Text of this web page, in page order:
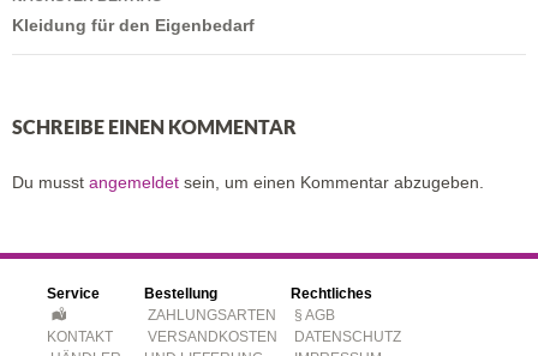
Kleidung für den Eigenbedarf
SCHREIBE EINEN KOMMENTAR
Du musst angemeldet sein, um einen Kommentar abzugeben.
Service
KONTAKT
Bestellung
ZAHLUNGSARTEN
VERSANDKOSTEN
Rechtliches
§ AGB
DATENSCHUTZ